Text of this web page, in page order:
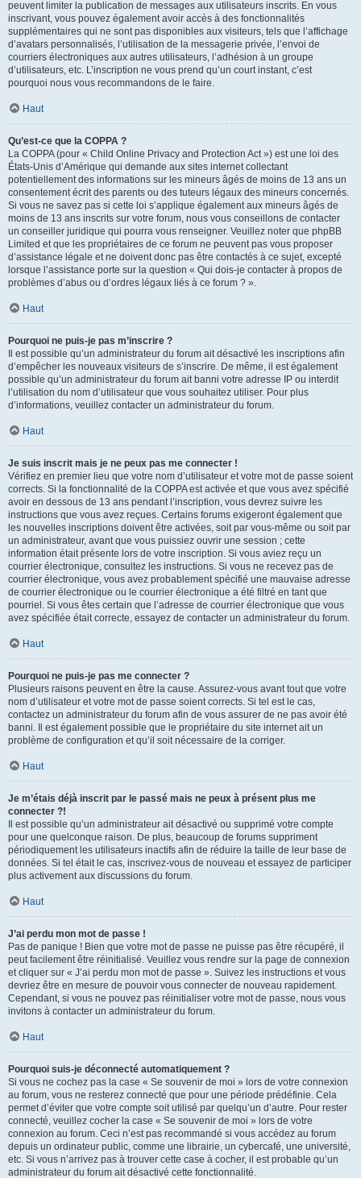
peuvent limiter la publication de messages aux utilisateurs inscrits. En vous
inscrivant, vous pouvez également avoir accès à des fonctionnalités
supplémentaires qui ne sont pas disponibles aux visiteurs, tels que l’affichage
d’avatars personnalisés, l’utilisation de la messagerie privée, l’envoi de
courriers électroniques aux autres utilisateurs, l’adhésion à un groupe
d’utilisateurs, etc. L’inscription ne vous prend qu’un court instant, c’est
pourquoi nous vous recommandons de le faire.
Haut
Qu’est-ce que la COPPA ?
La COPPA (pour « Child Online Privacy and Protection Act ») est une loi des
États-Unis d’Amérique qui demande aux sites internet collectant
potentiellement des informations sur les mineurs âgés de moins de 13 ans un
consentement écrit des parents ou des tuteurs légaux des mineurs concernés.
Si vous ne savez pas si cette loi s’applique également aux mineurs âgés de
moins de 13 ans inscrits sur votre forum, nous vous conseillons de contacter
un conseiller juridique qui pourra vous renseigner. Veuillez noter que phpBB
Limited et que les propriétaires de ce forum ne peuvent pas vous proposer
d’assistance légale et ne doivent donc pas être contactés à ce sujet, excepté
lorsque l’assistance porte sur la question « Qui dois-je contacter à propos de
problèmes d’abus ou d’ordres légaux liés à ce forum ? ».
Haut
Pourquoi ne puis-je pas m’inscrire ?
Il est possible qu’un administrateur du forum ait désactivé les inscriptions afin
d’empêcher les nouveaux visiteurs de s’inscrire. De même, il est également
possible qu’un administrateur du forum ait banni votre adresse IP ou interdit
l’utilisation du nom d’utilisateur que vous souhaitez utiliser. Pour plus
d’informations, veuillez contacter un administrateur du forum.
Haut
Je suis inscrit mais je ne peux pas me connecter !
Vérifiez en premier lieu que votre nom d’utilisateur et votre mot de passe soient
corrects. Si la fonctionnalité de la COPPA est activée et que vous avez spécifié
avoir en dessous de 13 ans pendant l’inscription, vous devrez suivre les
instructions que vous avez reçues. Certains forums exigeront également que
les nouvelles inscriptions doivent être activées, soit par vous-même ou soit par
un administrateur, avant que vous puissiez ouvrir une session ; cette
information était présente lors de votre inscription. Si vous aviez reçu un
courrier électronique, consultez les instructions. Si vous ne recevez pas de
courrier électronique, vous avez probablement spécifié une mauvaise adresse
de courrier électronique ou le courrier électronique a été filtré en tant que
pourriel. Si vous êtes certain que l’adresse de courrier électronique que vous
avez spécifiée était correcte, essayez de contacter un administrateur du forum.
Haut
Pourquoi ne puis-je pas me connecter ?
Plusieurs raisons peuvent en être la cause. Assurez-vous avant tout que votre
nom d’utilisateur et votre mot de passe soient corrects. Si tel est le cas,
contactez un administrateur du forum afin de vous assurer de ne pas avoir été
banni. Il est également possible que le propriétaire du site internet ait un
problème de configuration et qu’il soit nécessaire de la corriger.
Haut
Je m’étais déjà inscrit par le passé mais ne peux à présent plus me
connecter ?!
Il est possible qu’un administrateur ait désactivé ou supprimé votre compte
pour une quelconque raison. De plus, beaucoup de forums suppriment
périodiquement les utilisateurs inactifs afin de réduire la taille de leur base de
données. Si tel était le cas, inscrivez-vous de nouveau et essayez de participer
plus activement aux discussions du forum.
Haut
J’ai perdu mon mot de passe !
Pas de panique ! Bien que votre mot de passe ne puisse pas être récupéré, il
peut facilement être réinitialisé. Veuillez vous rendre sur la page de connexion
et cliquer sur « J’ai perdu mon mot de passe ». Suivez les instructions et vous
devriez être en mesure de pouvoir vous connecter de nouveau rapidement.
Cependant, si vous ne pouvez pas réinitialiser votre mot de passe, nous vous
invitons à contacter un administrateur du forum.
Haut
Pourquoi suis-je déconnecté automatiquement ?
Si vous ne cochez pas la case « Se souvenir de moi » lors de votre connexion
au forum, vous ne resterez connecté que pour une période prédéfinie. Cela
permet d’éviter que votre compte soit utilisé par quelqu’un d’autre. Pour rester
connecté, veuillez cocher la case « Se souvenir de moi » lors de votre
connexion au forum. Ceci n’est pas recommandé si vous accédez au forum
depuis un ordinateur public, comme une librairie, un cybercafé, une université,
etc. Si vous n’arrivez pas à trouver cette case à cocher, il est probable qu’un
administrateur du forum ait désactivé cette fonctionnalité.